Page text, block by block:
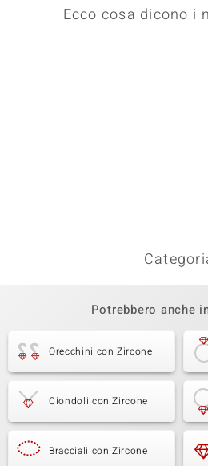
Ecco cosa dicono i
Potrebbero anche
Orecchini con Zircone
Ciondoli con Zircone
Bracciali con Zircone